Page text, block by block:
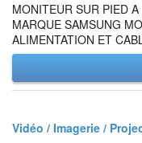
MONITEUR SUR PIED
MARQUE SAMSUNG
ALIMENTATION ET
Vidéo / Imagerie /